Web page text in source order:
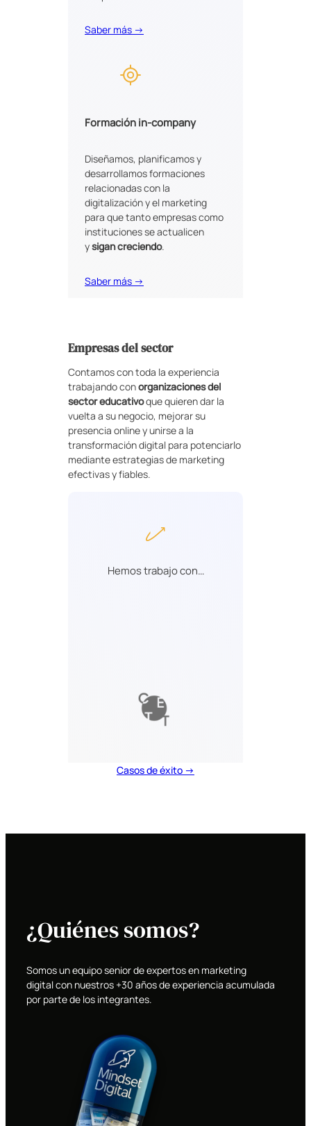
Saber más →
Formación in-company
Diseñamos, planificamos y
desarrollamos formaciones
relacionadas con la
digitalización y el marketing
para que tanto empresas como
instituciones se actualicen
ysigan creciendo.
Saber más →
Empresas del sector
Contamos con toda la experiencia
trabajando conorganizaciones del
sector educativoque quieren dar la
vuelta a su negocio, mejorar su
presencia online y unirse a la
transformación digital para potenciarlo
mediante estrategias de marketing
efectivas y fiables.
Hemos trabajo con…
Casos de éxito →
¿Quiénes somos?
Somos un equipo senior de expertos en marketing
digital con nuestros +30 años de experiencia acumulada
por parte de los integrantes.